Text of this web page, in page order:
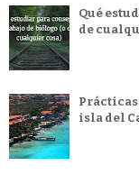
Qué
de
isla del